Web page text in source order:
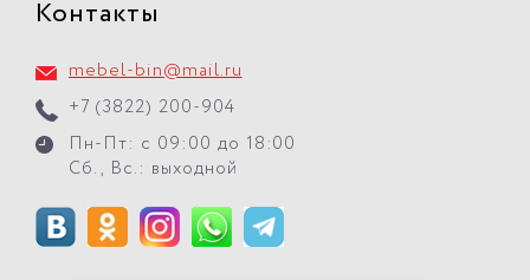
Контакты
mebel-bin@mail.ru
+7 (3822) 200-904
Пн-Пт: с 09:00 до 18:00
Сб., Вс.: выходной